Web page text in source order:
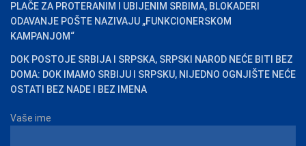
PLAČE ZA PROTERANIM I UBIJENIM SRBIMA, BLOKADERI
ODAVANJE POŠTE NAZIVAJU „FUNKCIONERSKOM
KAMPANJOM“
DOK POSTOJE SRBIJA I SRPSKA, SRPSKI NAROD NEĆE BITI BEZ
DOMA: DOK IMAMO SRBIJU I SRPSKU, NIJEDNO OGNJIŠTE NEĆE
OSTATI BEZ NADE I BEZ IMENA
Vaše ime